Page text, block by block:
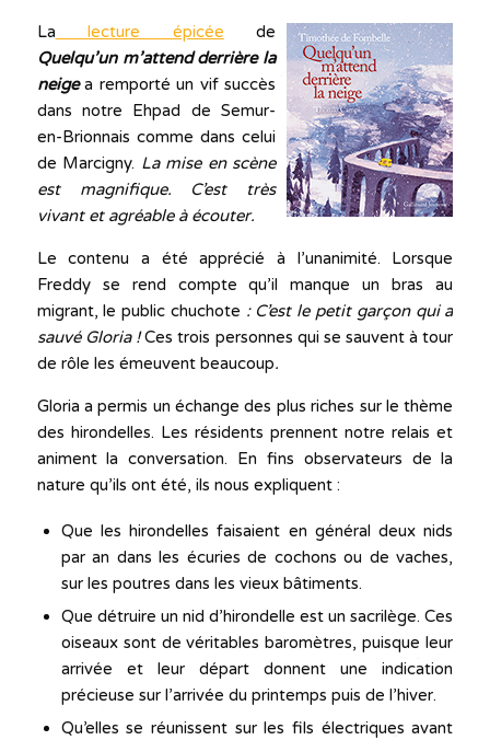
La lecture épicée de
Quelqu’un m’attend derrière la
neige a remporté un vif succès
dans notre Ehpad de Semur-
en-Brionnais comme dans celui
de Marcigny. La mise en scène
est magnifique.
C’est très
vivant et agréable à écouter.
Le contenu a été apprécié à l’unanimité. Lorsque
Freddy se rend compte qu’il manque un bras au
migrant, le public chuchote : C’est le petit garçon qui a
sauvé Gloria !Ces trois personnes qui se sauvent à tour
de rôle les émeuvent beaucoup.
Gloria a permis un échange des plus riches sur le thème
des hirondelles. Les résidents prennent notre relais et
animent la conversation. En fins observateurs de la
nature qu’ils ont été, ils nous expliquent :
Que les hirondelles faisaient en général deux nids
par an dans les écuries de cochons ou de vaches,
sur les poutres dans les vieux bâtiments.
Que détruire un nid d’hirondelle est un sacrilège. Ces
oiseaux sont de véritables baromètres, puisque leur
arrivée et leur départ donnent une indication
précieuse sur l’arrivée du printemps puis de l’hiver.
Qu’elles se réunissent sur les fils électriques avant